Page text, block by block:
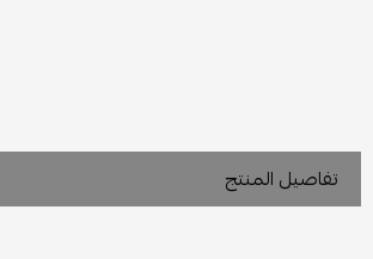
تفاصيل المنتج